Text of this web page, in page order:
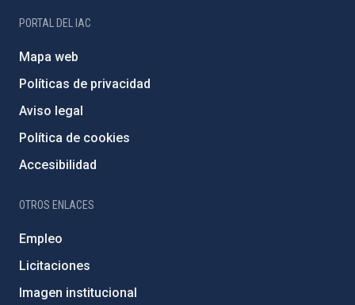
PORTAL DEL IAC
Mapa web
Políticas de privacidad
Aviso legal
Política de cookies
Accesibilidad
OTROS ENLACES
Empleo
Licitaciones
Imagen institucional